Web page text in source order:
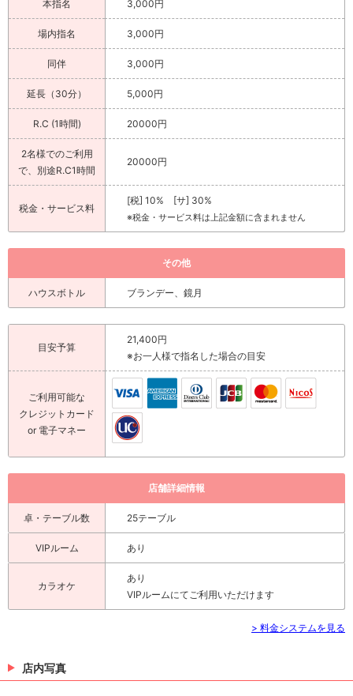
本指名 3,000円
場内指名 3,000円
同伴 3,000円
延長（30分） 5,000円
R.C (1時間) 20000円
2名様でのご利用
で、別途R.C1時間
20000円
税金・サービス料
[税] 10% [サ] 30%
※税金・サービス料は上記金額に含まれません
その他
ハウスボトル ブランデー、鏡月
目安予算
21,400円
※お一人様で指名した場合の目安
ご利用可能な
クレジットカード
or 電子マネー
店舗詳細情報
卓・テーブル数 25テーブル
VIPルーム あり
カラオケ
あり
VIPルームにてご利用いただけます
> 料金システムを見る
店内写真